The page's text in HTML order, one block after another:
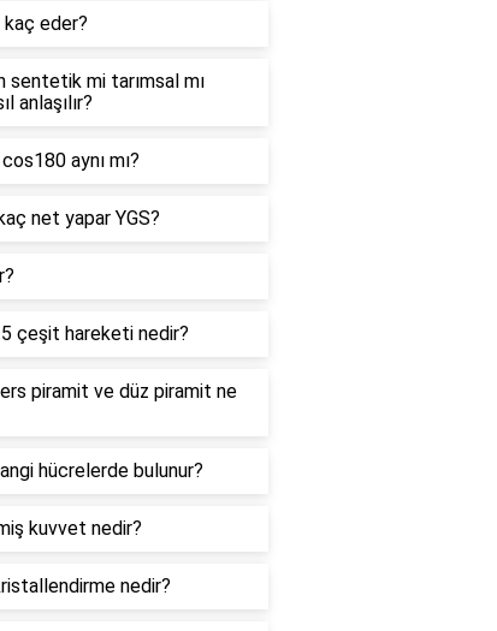
eder?
sentetik mi tarımsal mı
anlaşılır?
aynı mı?
net yapar YGS?
5 çeşit hareketi nedir?
piramit ve düz piramit ne
hücrelerde bulunur?
kuvvet nedir?
nedir?